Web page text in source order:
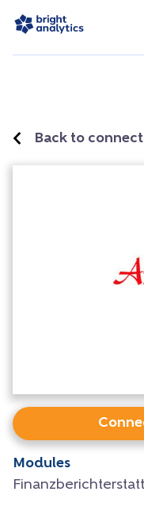
Back to
Modules